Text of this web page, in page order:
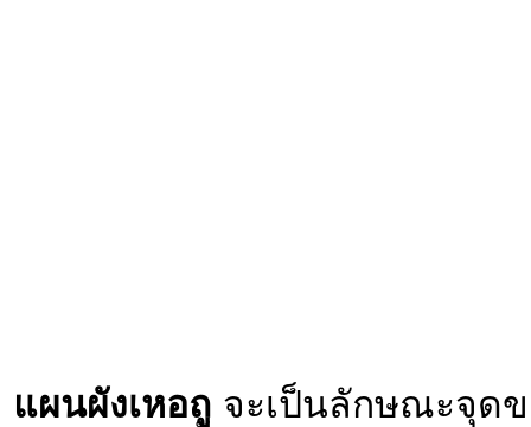
แผนผังเหอถู จะเป็นลักษณะจุด